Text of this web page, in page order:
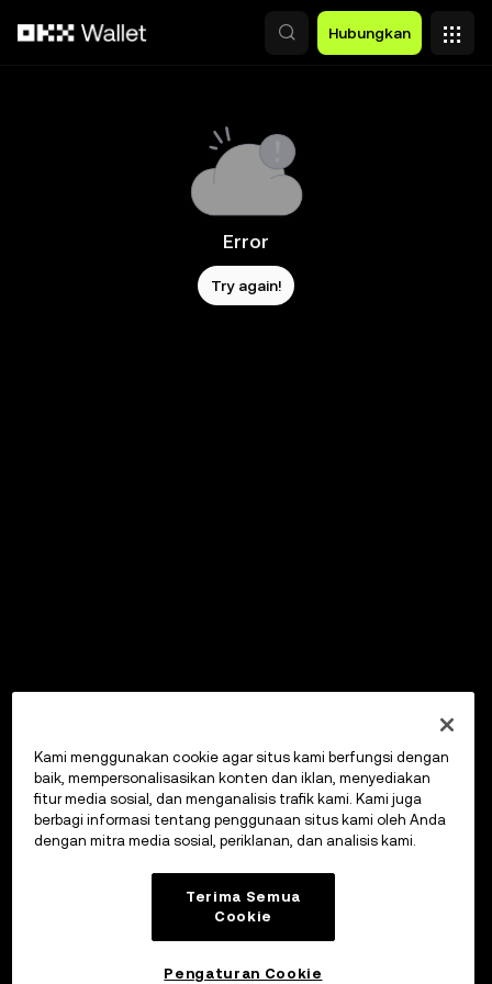
Hubungkan
Error
Try again!
Kami menggunakan cookie agar situs kami berfungsi dengan
baik, mempersonalisasikan konten dan iklan, menyediakan
fitur media sosial, dan menganalisis trafik kami. Kami juga
berbagi informasi tentang penggunaan situs kami oleh Anda
dengan mitra media sosial, periklanan, dan analisis kami.
Terima Semua
Cookie
Pengaturan Cookie